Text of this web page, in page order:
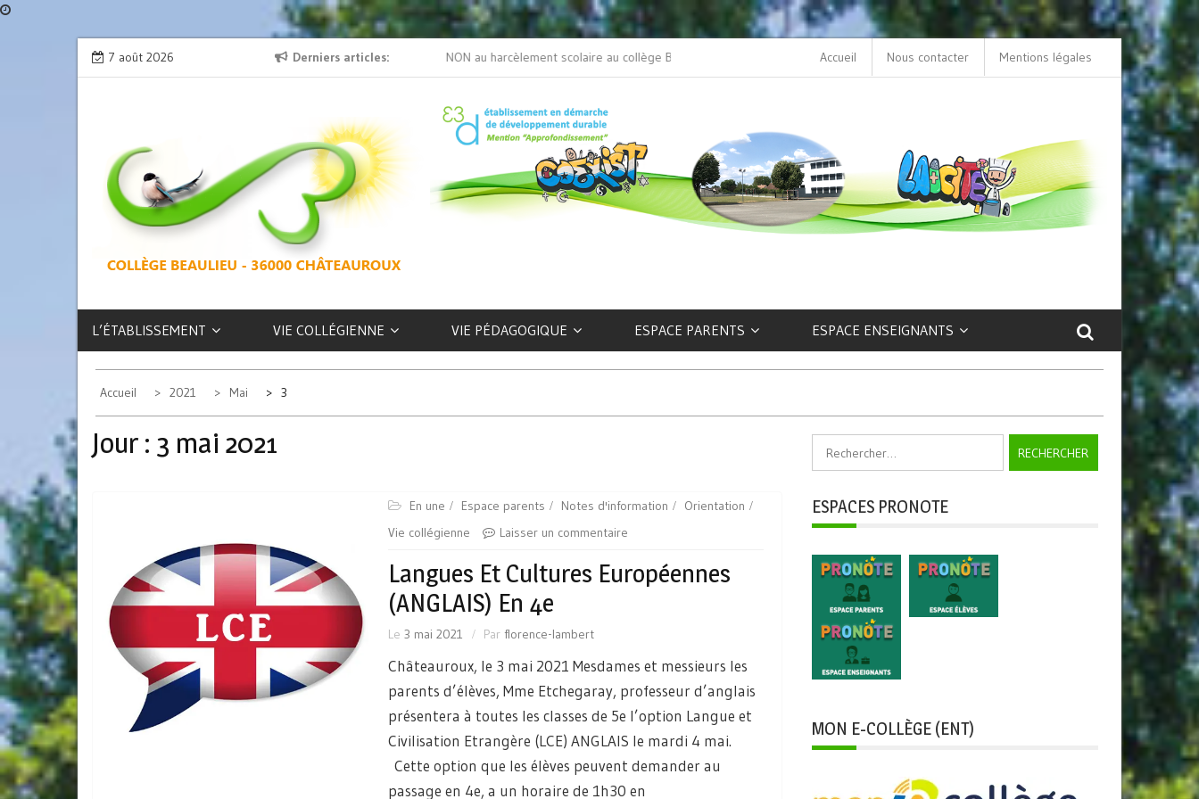
Skip
7 août 2026 Derniers articles
» : l’émission de radioL’exposition des latinistes est là ! NON au harcèlement scolaire au collège Beaulieu
L’option LCA Latin au collège : une porte
sur la culture et le patrimoine antique !
Accueil Nous contacter Mentions légales
COLLÈGE
BEAULIEU –
CHÂTEAUROUX
L’ÉTABLISSEMENT VIE COLLÉGIENNE VIE PÉDAGOGIQUE ESPACE PARENTS ESPACE ENSEIGNANTS
Accueil 2021 Mai 3
Jour : 3 mai 2021
En une Espace parents Notes d'information
Orientation
Vie collégienne
Laisser un commentaire
Langues Et Cultures Européennes
(ANGLAIS) En 4e
Le 3 mai 2021 Par florence-lambert
Châteauroux, le 3 mai 2021 Mesdames et messieurs les
parents d’élèves, Mme Etchegaray, professeur d’anglais
présentera à toutes les classes de 5e l’option Langue et
Civilisation Etrangère (LCE) ANGLAIS le mardi 4 mai.
Cette option que les élèves peuvent demander au
passage en 4e, a un horaire de 1h30 en
ESPACES PRONOTE
MON E-COLLÈGE (ENT)